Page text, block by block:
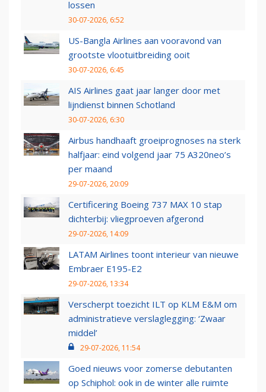
lossen
30-07-2026, 6:52
US-Bangla Airlines aan vooravond van
grootste vlootuitbreiding ooit
30-07-2026, 6:45
AIS Airlines gaat jaar langer door met
lijndienst binnen Schotland
30-07-2026, 6:30
Airbus handhaaft groeiprognoses na sterk
halfjaar: eind volgend jaar 75 A320neo’s
per maand
29-07-2026, 20:09
Certificering Boeing 737 MAX 10 stap
dichterbij: vliegproeven afgerond
29-07-2026, 14:09
LATAM Airlines toont interieur van nieuwe
Embraer E195-E2
29-07-2026, 13:34
Verscherpt toezicht ILT op KLM E&M om
administratieve verslaglegging: ‘Zwaar
middel’
29-07-2026, 11:54
Goed nieuws voor zomerse debutanten
op Schiphol: ook in de winter alle ruimte